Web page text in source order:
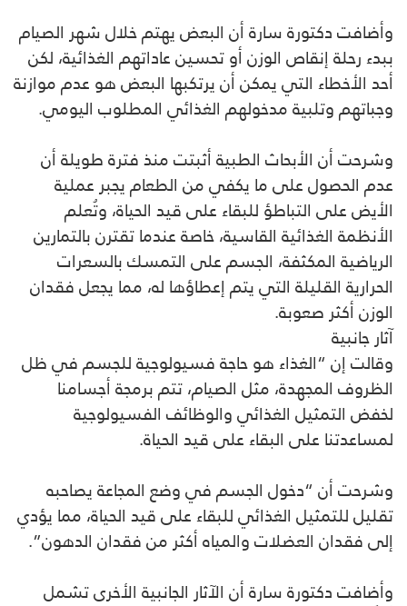
وأضافت دكتورة سارة أن البعض يهتم خلال شهر الصيام
ببدء رحلة إنقاص الوزن أو تحسين عاداتهم الغذائية، لكن
أحد الأخطاء التي يمكن أن يرتكبها البعض هو عدم موازنة
وجباتهم وتلبية مدخولهم الغذائي المطلوب اليومي.
وشرحت أن الأبحاث الطبية أثبتت منذ فترة طويلة أن
عدم الحصول على ما يكفي من الطعام يجبر عملية
الأيض على التباطؤ للبقاء على قيد الحياة، وتُعلم
الأنظمة الغذائية القاسية، خاصة عندما تقترن بالتمارين
الرياضية المكثفة، الجسم على التمسك بالسعرات
الحرارية القليلة التي يتم إعطاؤها له، مما يجعل فقدان
الوزن أكثر صعوبة.
آثار جانبية
وقالت إن “الغذاء هو حاجة فسيولوجية للجسم في ظل
الظروف المجهدة، مثل الصيام، تتم برمجة أجسامنا
لخفض التمثيل الغذائي والوظائف الفسيولوجية
لمساعدتنا على البقاء على قيد الحياة.
وشرحت أن “دخول الجسم في وضع المجاعة يصاحبه
تقليل للتمثيل الغذائي للبقاء على قيد الحياة، مما يؤدي
إلى فقدان العضلات والمياه أكثر من فقدان الدهون”.
وأضافت دكتورة سارة أن الآثار الجانبية الأخرى تشمل